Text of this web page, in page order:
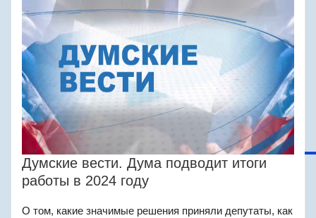
Думские вести. Дума подводит итоги
работы в 2024 году
О том, какие значимые решения приняли депутаты, как